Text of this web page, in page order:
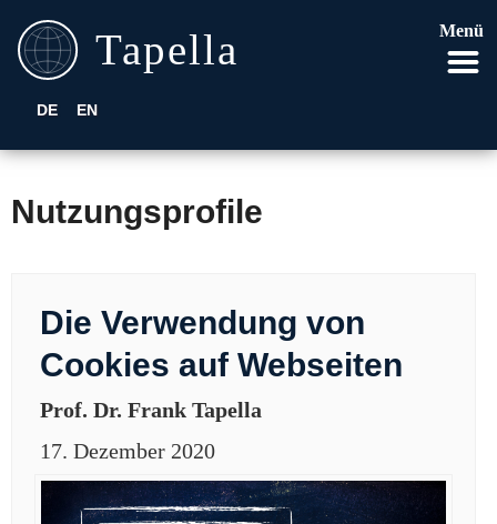
Menü
DE EN
Nutzungsprofile
Die Verwendung von
Cookies auf Webseiten
Prof. Dr. Frank Tapella
17. Dezember 2020